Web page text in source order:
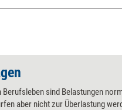
entgegenzuwirken. Vier
Berufsleben sind Belastungen
aber nicht zur Überlastung